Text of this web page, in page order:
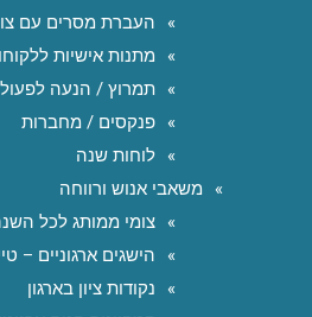
העברת מסרים עם
מתנות אישיות
תמרוץ / הנעה
פנקסים / מחברות
לוחות שנה
משאבי אנוש ורווחה
צומי ממותג לכל
הישגים ארגוניים –
נקודות ציון בארגון